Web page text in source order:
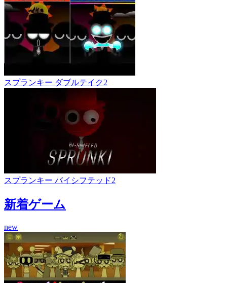
スプランキー ダブルテイク2
スプランキー バイシフテッド2
新着ゲーム
new